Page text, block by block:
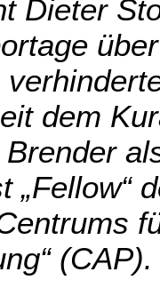
Dieter
dem
„Fellow“
(CAP).